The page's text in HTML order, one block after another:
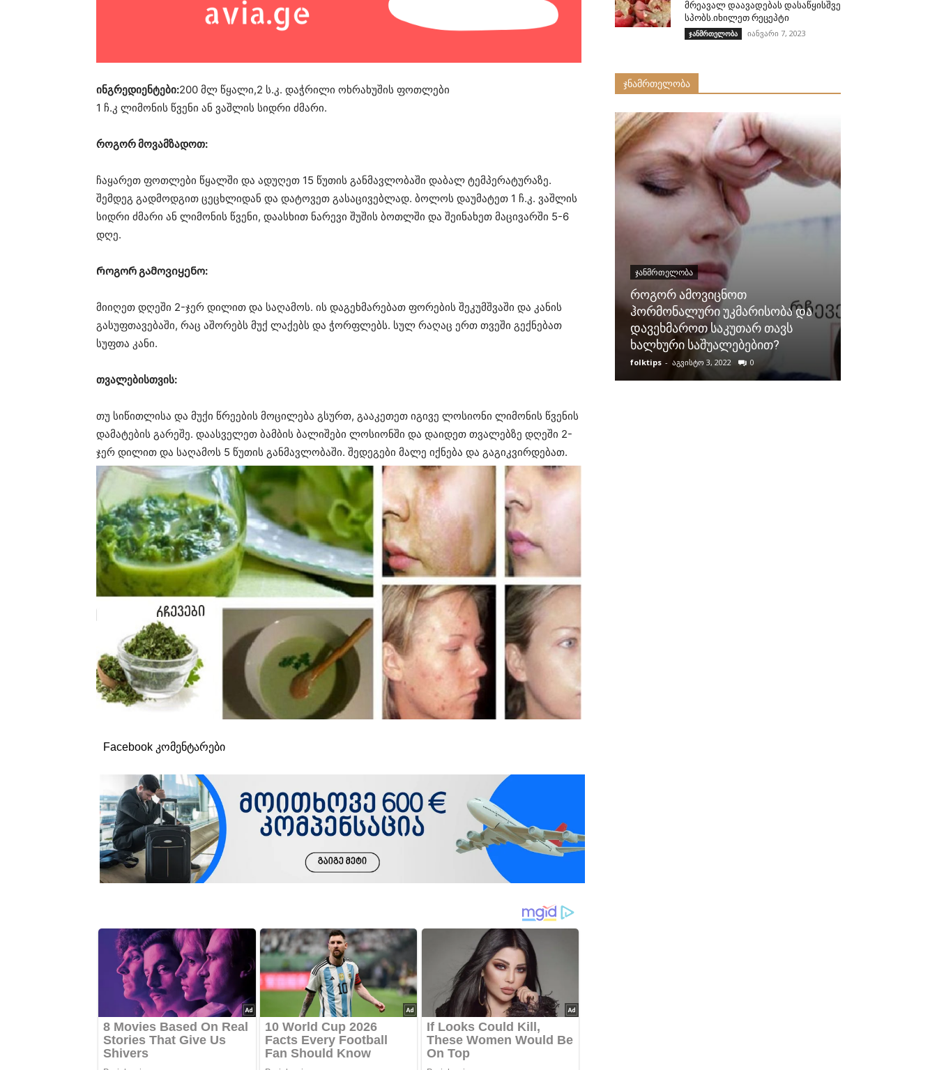
ინგრედიენტები:200 მლ წყალი,2 ს.კ. დაჭრილი ოხრახუშის ფოთლები
1 ჩ.კ ლიმონის წვენი ან ვაშლის სიდრი ძმარი.
როგორ მოვამზადოთ:
ჩაყარეთ ფოთლები წყალში და ადუღეთ 15 წუთის განმავლობაში დაბალ ტემპერატურაზე.
შემდეგ გადმოდგით ცეცხლიდან და დატოვეთ გასაცივებლად. ბოლოს დაუმატეთ 1 ჩ.კ. ვაშლის
სიდრი ძმარი ან ლიმონის წვენი, დაასხით ნარევი შუშის ბოთლში და შეინახეთ მაცივარში 5-6
დღე.
Როგორ გამოვიყენო:
მიიღეთ დღეში 2-ჯერ დილით და საღამოს. ის დაგეხმარებათ ფორების შეკუმშვაში და კანის
გასუფთავებაში, რაც აშორებს მუქ ლაქებს და ჭორფლებს. სულ რაღაც ერთ თვეში გექნებათ
სუფთა კანი.
თვალებისთვის:
თუ სიწითლისა და მუქი წრეების მოცილება გსურთ, გააკეთეთ იგივე ლოსიონი ლიმონის წვენის
დამატების გარეშე. დაასველეთ ბამბის ბალიშები ლოსიონში და დაიდეთ თვალებზე დღეში 2-
ჯერ დილით და საღამოს 5 წუთის განმავლობაში. შედეგები მალე იქნება და გაგიკვირდებათ.
Facebook კომენტარები
მრეავალ დაავადებას დასაწყისშვე
სპობს.იხილეთ რეცეპტი
ჯანმრთელობა იანვარი 7, 2023
ჯნამრთელობა
ᲯᲐᲜᲛᲠᲗᲔᲚᲝᲑᲐ
როგორ ამოვიცნოთ
ჰორმონალური უკმარისობა და
დავეხმაროთ საკუთარ თავს
ხალხური საშუალებებით?
folktips - აგვისტო 3, 2022 0